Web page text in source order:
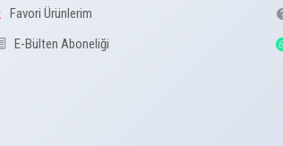
Favori Ürünlerim
E-Bülten Aboneliği